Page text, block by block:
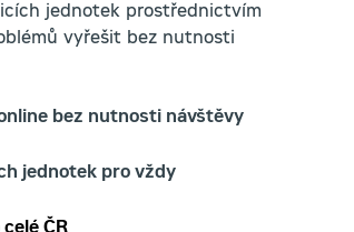
jednotek prostřednictvím
vyřešit bez nutnosti
bez nutnosti návštěvy
jednotek pro vždy